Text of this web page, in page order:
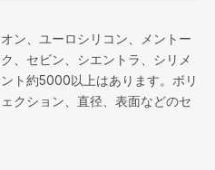
ン、ユーロシリコン、メントー
、セビン、シエントラ、シリメ
ト約5000以上はあります。ボリ
クション、直径、表面などのセ